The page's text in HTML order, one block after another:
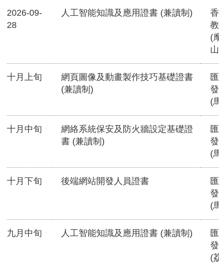
2026-09-
28
人工智能知識及應用證書 (兼讀制)
(
十月上旬
網頁圖像及動畫製作技巧基礎證書
(兼讀制)
(
十月中旬
網絡系統保安及防火牆設定基礎證
書 (兼讀制)
(
十月下旬 後端網站開發人員證書
(
九月中旬 人工智能知識及應用證書 (兼讀制)
(